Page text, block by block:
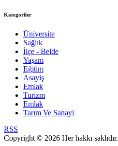
Kategoriler
Üniversite
Sağlık
İlçe - Belde
Yaşam
Eğitim
Asayiş
Emlak
Turizm
Emlak
Tarım Ve Sanayi
RSS
Copyright © 2026 Her hakkı saklıdır.